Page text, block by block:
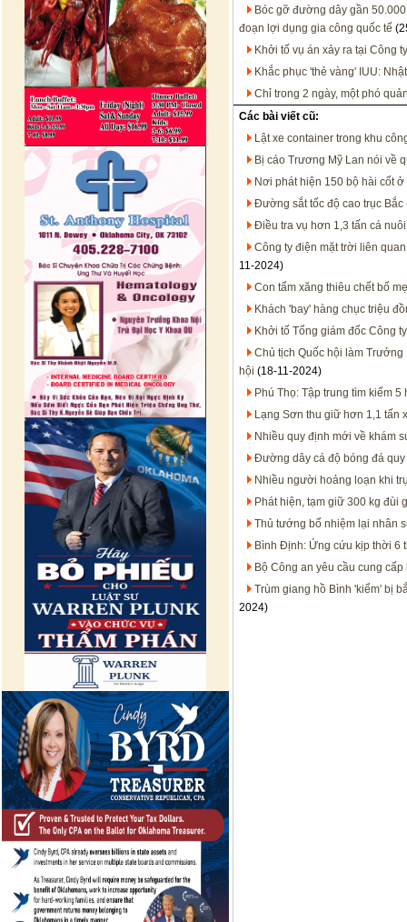
Bóc gỡ đường dây gần
đoạn lợi dụng gia công quốc tế
Khởi tố vụ án xảy ra tại Công
Khắc phục 'thẻ vàng' IUU:
Chỉ trong 2 ngày, một phó
Các bài viết cũ:
Lật xe container trong khu
Bị cáo Trương Mỹ Lan nói về
Nơi phát hiện 150 bộ hài cốt
Đường sắt tốc độ cao trục Bắc
Điều tra vụ hơn 1,3 tấn cá
Công ty điện mặt trời liên
11-2024)
Con tẩm xăng thiêu chết bố
Khách 'bay' hàng chục triệu
Khởi tố Tổng giám đốc Công
Chủ tịch Quốc hội làm
hội (18-11-2024)
Phú Thọ: Tập trung tìm kiếm
Lạng Sơn thu giữ hơn 1,1 tấn
Nhiều quy định mới về khám
Đường dây cá độ bóng đá
Nhiều người hoảng loạn khi
Phát hiện, tạm giữ 300 kg đùi
Thủ tướng bổ nhiệm lại nhân
Bình Định: Ứng cứu kịp thời 6
Bộ Công an yêu cầu cung
Trùm giang hồ Bình 'kiểm' bị
2024)